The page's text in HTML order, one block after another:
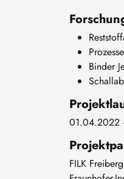
Binder
01.04.2022
FILK